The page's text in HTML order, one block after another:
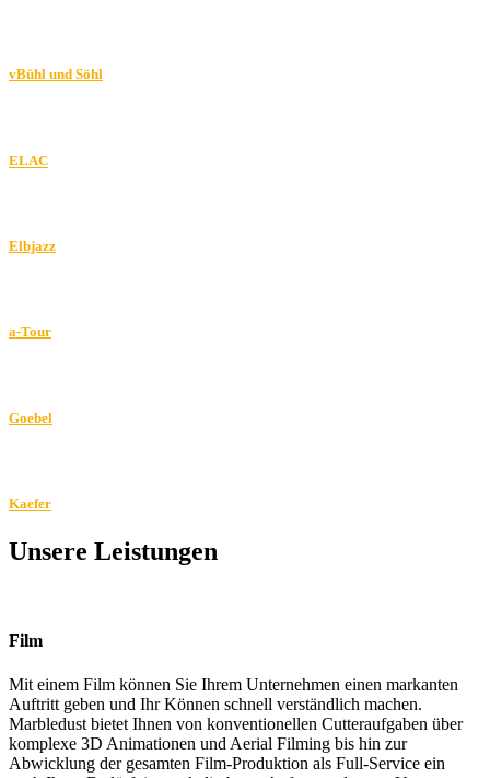
vBühl und Söhl
ELAC
Elbjazz
a-Tour
Goebel
Kaefer
Unsere Leistungen
Film
Mit einem Film können Sie Ihrem Unternehmen einen markanten
Auftritt geben und Ihr Können schnell verständlich machen.
Marbledust bietet Ihnen von konventionellen Cutteraufgaben über
komplexe 3D Animationen und Aerial Filming bis hin zur
Abwicklung der gesamten Film-Produktion als Full-Service ein